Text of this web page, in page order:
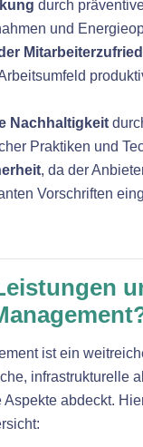
durch
und
Nachhaltigkeit
Praktiken und
, da der
Vorschriften
ist ein
infrastrukturelle
Aspekte abdeckt.